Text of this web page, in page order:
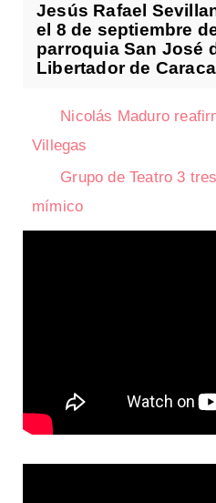
Jesús Rafael
el 8 de septiembre
parroquia San José
Libertador de
Nicolás Maduro
Villegas
Grupo de Teatro 3
mímico